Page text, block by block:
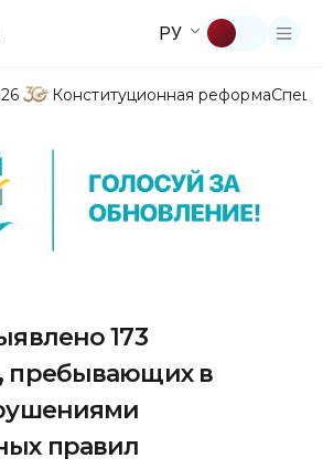
РУ
Конституционная реформа
173
пребывающих в
правил